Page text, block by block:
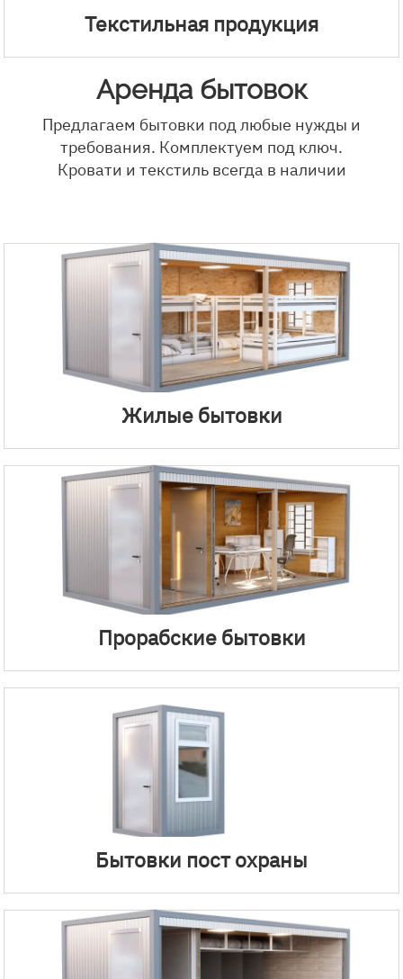
Текстильная продукция
Аренда бытовок
Предлагаем бытовки под любые нужды и
требования. Комплектуем под ключ.
Кровати и текстиль всегда в наличии
Жилые бытовки
Прорабские бытовки
Бытовки пост охраны